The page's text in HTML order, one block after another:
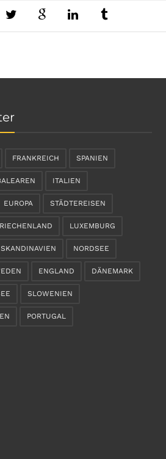
FRANKREICH SPANIEN
ITALIEN
EUROPA STÄDTEREISEN
LUXEMBURG
SKANDINAVIEN NORDSEE
ENGLAND DÄNEMARK
SLOWENIEN
PORTUGAL